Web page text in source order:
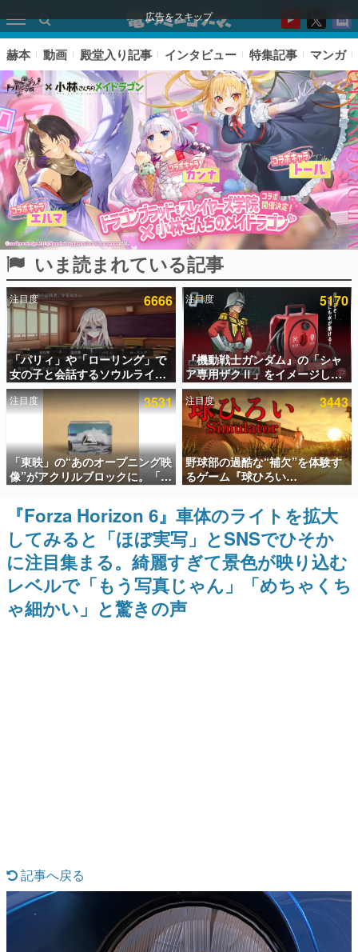
広告をスキップ
ピックアップ
電ファミのいま読まれている記事ランキング
アプリセール情報
インタビュー
連載・特集一覧
殿堂入り記事
SNS拡散数が数千以上！ ページビュー数万以上！ などな
ど。多くの人々に読まれた、電ファミ渾身の“殿堂入り”記
事をまとめました。
ゲームの企画書
名作ゲームクリエイターの方々に製作時のエピソードをお
聞きし、ヒットする企画（ゲーム）とは何か？を探ってい
きます。
赫本
この物語を解いてはいけない。『赫本』は、〈試験問題〉
の形をした短編ホラー小説集です。
なんでゲームは面白い？
ゲーム開発者・hamatsu氏がゲームの魅力を画面や操作の
具体的な形から解き明かしていく、硬派で骨太な評論連載
です。
赫本 動画 殿堂入り記事 インタビュー 特集記事 マンガ
いま読まれている記事
注目度 6666
「パリィ」や「ローリング」で
女の子と会話するソウルライク
恋愛ゲーム『小早川さんはソウ
ルライク』無料公開。返事に失
敗すると「YOU DIED」
注目度 5170
『機動戦士ガンダム』の「シャ
ア専用ザクⅡ」をイメージした
散水ホースリールが予約開始。
本体にはシャアのパーソナルマ
ークやジオン公国軍のエンブレ
ム、型式番号などを配置
注目度 3531
「東映」の“あのオープニング映
像”がアクリルブロックに。「東
映ヒストリカル グッズコレクシ
ョン」が8月下旬より発売
注目度 3443
野球部の過酷な“補欠”を体験す
るゲーム『球ひろい
Simulator』が「1件」のウィッ
シュリストをもとにチェコ語に
対応しSNSで話題に。『キング
ダム・カム』開発元やチェコの
プロ野球選手から称賛の声
『Forza Horizon 6』車体のライトを拡大
してみると「ほぼ実写」とSNSでひそか
に注目集まる。綺麗すぎて景色が映り込む
レベルで「もう写真じゃん」「めちゃくち
ゃ細かい」と驚きの声
記事へ戻る